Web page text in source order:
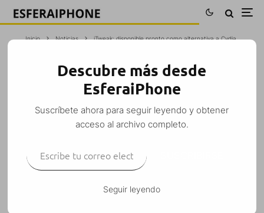
Inicio Noticias iTweak: disponible pronto como alternativa a Cydia
ITWEAK: DISPONIBLE PRONTO COMO
ALTERNATIVA A CYDIA
Tomás · Noticias Otros · 27 febrero, 2012 · 1 Minuto de lectura
disponible próximamente. Ellos mismos se definen
Descubre más desde
EsferaiPhone
Suscríbete ahora para seguir leyendo y obtener
acceso al archivo completo.
Seguir leyendo